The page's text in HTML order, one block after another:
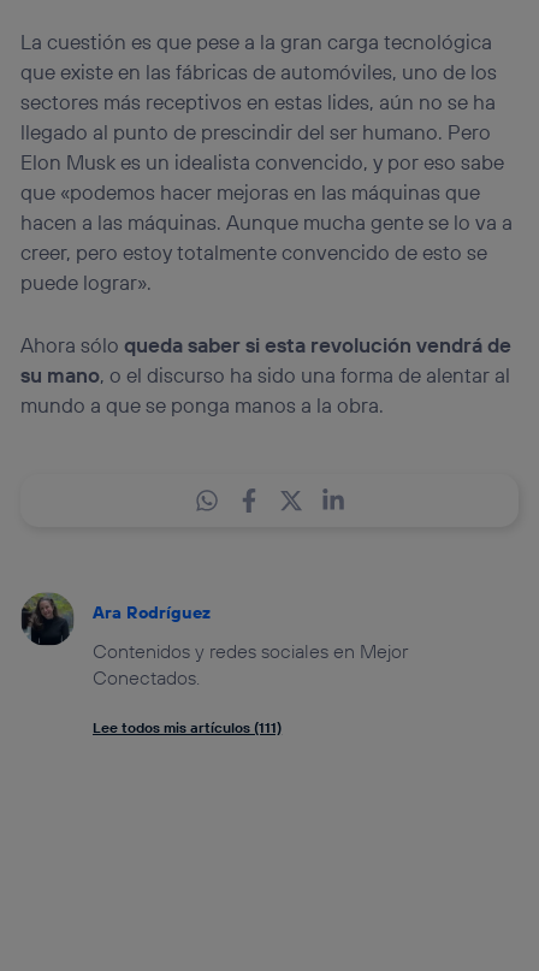
La cuestión es que pese a la gran carga tecnológica
que existe en las fábricas de automóviles, uno de los
sectores más receptivos en estas lides, aún no se ha
llegado al punto de prescindir del ser humano. Pero
Elon Musk es un idealista convencido, y por eso sabe
que «podemos hacer mejoras en las máquinas que
hacen a las máquinas. Aunque mucha gente se lo va a
creer, pero estoy totalmente convencido de esto se
puede lograr».
Ahora sóloqueda saber si esta revolución vendrá de
su mano, o el discurso ha sido una forma de alentar al
mundo a que se ponga manos a la obra.
Ara Rodríguez
Contenidos y redes sociales en Mejor
Conectados.
Lee todos mis artículos (111)